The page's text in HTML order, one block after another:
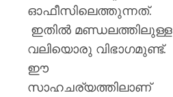
ഓഫീസിലെത്തുന്നത്.
ഇതിൽ മണ്ഡലത്തിലുള്ള
വലിയൊരു വിഭാഗമുണ്ട്.
ഈ
സാഹചര്യത്തിലാണ്